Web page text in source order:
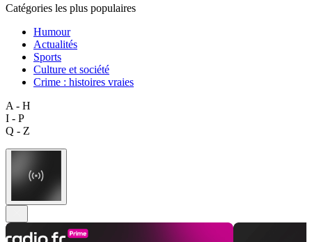
Catégories les plus populaires
Humour
Actualités
Sports
Culture et société
Crime : histoires vraies
A - H
I - P
Q - Z